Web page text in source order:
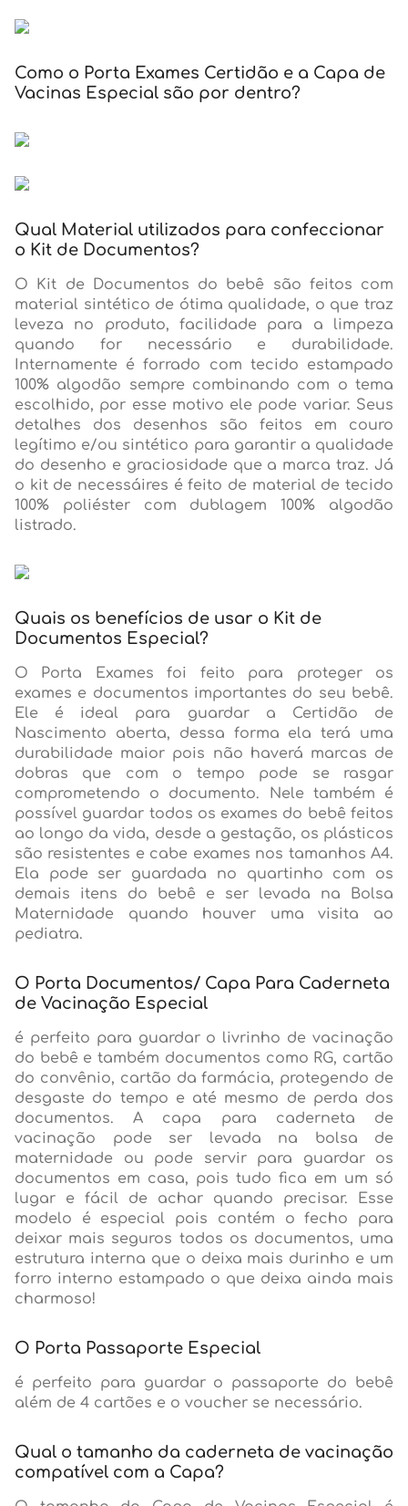
Como o Porta Exames Certidão e a Capa de
Vacinas Especial são por dentro?
Qual Material utilizados para confeccionar
o Kit de Documentos?
O Kit de Documentos do bebê são feitos com
material sintético de ótima qualidade, o que traz
leveza no produto, facilidade para a limpeza
quando for necessário e durabilidade.
Internamente é forrado com tecido estampado
100% algodão sempre combinando com o tema
escolhido, por esse motivo ele pode variar. Seus
detalhes dos desenhos são feitos em couro
legítimo e/ou sintético para garantir a qualidade
do desenho e graciosidade que a marca traz. Já
o kit de necessáires é feito de material de tecido
100% poliéster com dublagem 100% algodão
listrado.
Quais os benefícios de usar o Kit de
Documentos Especial?
O Porta Exames foi feito para proteger os
exames e documentos importantes do seu bebê.
Ele é ideal para guardar a Certidão de
Nascimento aberta, dessa forma ela terá uma
durabilidade maior pois não haverá marcas de
dobras que com o tempo pode se rasgar
comprometendo o documento. Nele também é
possível guardar todos os exames do bebê feitos
ao longo da vida, desde a gestação, os plásticos
são resistentes e cabe exames nos tamanhos A4.
Ela pode ser guardada no quartinho com os
demais itens do bebê e ser levada na Bolsa
Maternidade quando houver uma visita ao
pediatra.
O Porta Documentos/ Capa Para Caderneta
de Vacinação Especial
é perfeito para guardar o livrinho de vacinação
do bebê e também documentos como RG, cartão
do convênio, cartão da farmácia, protegendo de
desgaste do tempo e até mesmo de perda dos
documentos. A capa para caderneta de
vacinação pode ser levada na bolsa de
maternidade ou pode servir para guardar os
documentos em casa, pois tudo fica em um só
lugar e fácil de achar quando precisar. Esse
modelo é especial pois contém o fecho para
deixar mais seguros todos os documentos, uma
estrutura interna que o deixa mais durinho e um
forro interno estampado o que deixa ainda mais
charmoso!
O Porta Passaporte Especial
é perfeito para guardar o passaporte do bebê
além de 4 cartões e o voucher se necessário.
Qual o tamanho da caderneta de vacinação
compatível com a Capa?